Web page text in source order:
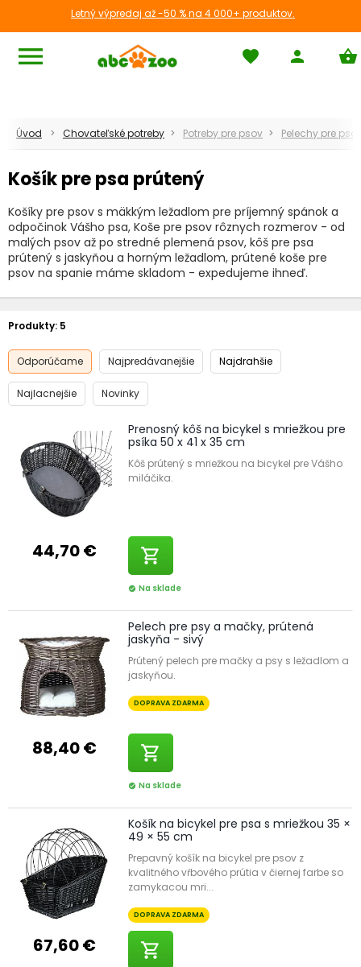
Letný výpredaj až -50 % na 4 000+ produktov.
menu favorite person shopping_basket
Úvod Chovateľské potreby Potreby pre psov Pelechy pre psa
Košík pre psa prútený
Košíky pre psov s mäkkým ležadlom pre príjemný spánok a
odpočinok Vášho psa, Koše pre psov rôznych rozmerov - od
malých psov až po stredné plemená psov, kôš pre psa
prútený s jaskyňou a horným ležadlom, prútené koše pre
psov na spanie máme skladom - expedujeme ihneď.
Produkty: 5
Odporúčame Najpredávanejšie Najdrahšie
Najlacnejšie Novinky
44,70 €
Prenosný kôš na bicykel s mriežkou pre
psíka 50 x 41 x 35 cm
Kôš prútený s mriežkou na bicykel pre Vášho
miláčika.
shopping_cart
check_circle Na sklade
88,40 €
Pelech pre psy a mačky, prútená
jaskyňa - sivý
Prútený pelech pre mačky a psy s ležadlom a
jaskyňou.
DOPRAVA ZDARMA
shopping_cart
check_circle Na sklade
67,60 €
Košík na bicykel pre psa s mriežkou 35 ×
49 × 55 cm
Prepavný košík na bicykel pre psov z
kvalitného vŕbového prútia v čiernej farbe so
zamykacou mri...
DOPRAVA ZDARMA
shopping_cart